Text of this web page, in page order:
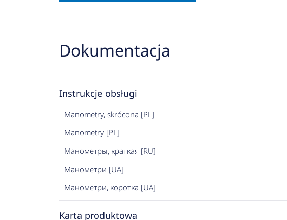
Dokumentacja
Instrukcje obsługi
Manometry, skrócona [PL]
Manometry [PL]
Манометры, краткая [RU]
Манометри [UA]
Манометри, коротка [UA]
Karta produktowa